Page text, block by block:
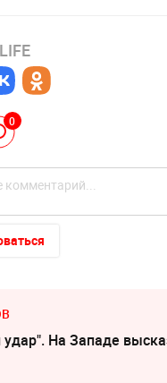
0
удар". На Западе